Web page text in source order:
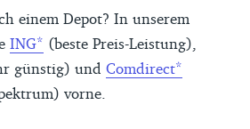
einem Depot? In unserem
ING
(beste Preis-Leistung),
günstig) und Comdirect
vorne.